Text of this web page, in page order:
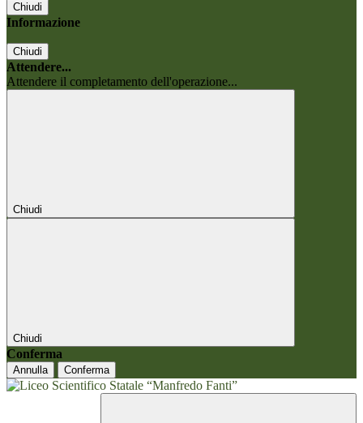
Chiudi
Informazione
Chiudi
Attendere...
Attendere il completamento dell'operazione...
Chiudi
Chiudi
Conferma
Annulla Conferma